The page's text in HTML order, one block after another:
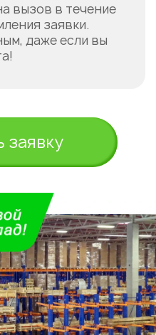
вызов в течение
заявки.
даже если вы
заявку